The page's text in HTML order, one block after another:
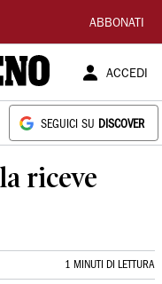
ABBONATI
ACCEDI
SEGUICI SU DISCOVER
riceve
1 MINUTI DI LETTURA